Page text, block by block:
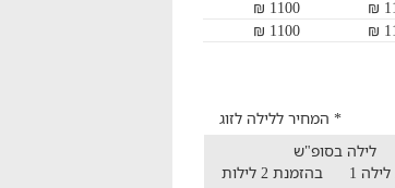
1100 ₪
1100 ₪
* המחיר ללילה לזוג
לילה בסופ"ש
1
בהזמנת 2 לילות